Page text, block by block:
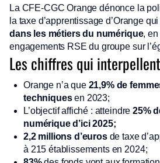
La CFE-CGC Orange dénonce la
la taxe d’apprentissage d’Orange
dans les métiers du numérique,
engagements RSE du groupe sur
Les chiffres qui interpellent
Orange n’a que 21,9% de
techniquesen 2023;
L’objectif affiché : atteindre25%
numérique d’ici 2025;
2,2 millions d’eurosde taxe
à 215 établissements en 2024;